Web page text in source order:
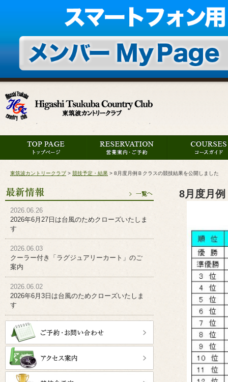
東筑波カントリークラブ > 競技予定・結果 > 8月度月例Ｂクラスの競技結果を公開しました
2026.06.26
2026年6月27日は台風のためクローズいたしま
す
2026.06.03
クーラー付き「ラグジュアリーカート」のご
案内
2026.06.02
2026年6月3日は台風のためクローズいたしま
す
8月度月